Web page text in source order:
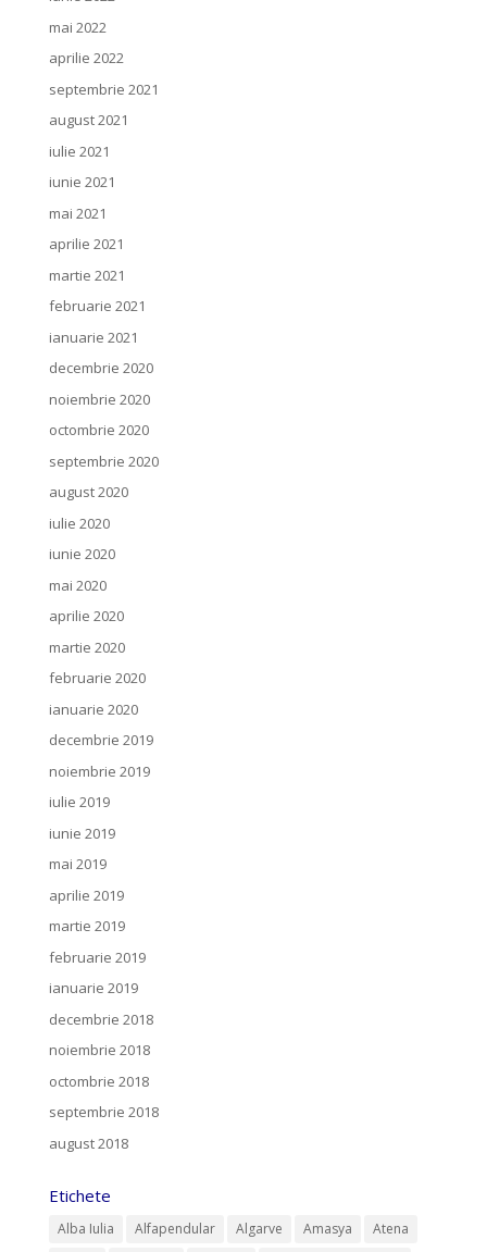
mai 2022
aprilie 2022
septembrie 2021
august 2021
iulie 2021
iunie 2021
mai 2021
aprilie 2021
martie 2021
februarie 2021
ianuarie 2021
decembrie 2020
noiembrie 2020
octombrie 2020
septembrie 2020
august 2020
iulie 2020
iunie 2020
mai 2020
aprilie 2020
martie 2020
februarie 2020
ianuarie 2020
decembrie 2019
noiembrie 2019
iulie 2019
iunie 2019
mai 2019
aprilie 2019
martie 2019
februarie 2019
ianuarie 2019
decembrie 2018
noiembrie 2018
octombrie 2018
septembrie 2018
august 2018
Etichete
Alba Iulia Alfapendular Algarve Amasya
Atena